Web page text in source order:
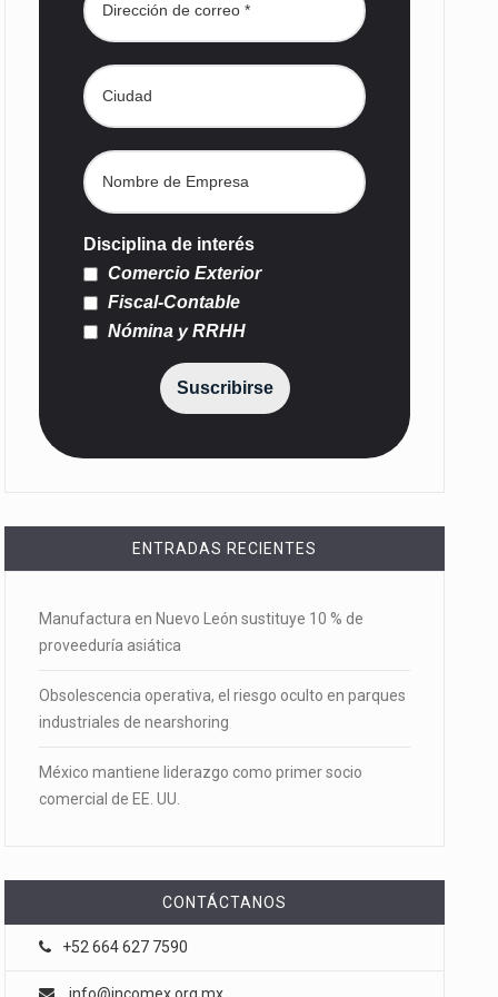
Disciplina de interés
Comercio Exterior
Fiscal-Contable
Nómina y RRHH
Suscribirse
ENTRADAS RECIENTES
Manufactura en Nuevo León sustituye 10 % de
proveeduría asiática
Obsolescencia operativa, el riesgo oculto en parques
industriales de nearshoring
México mantiene liderazgo como primer socio
comercial de EE. UU.
CONTÁCTANOS
+52 664 627 7590
info@incomex.org.mx